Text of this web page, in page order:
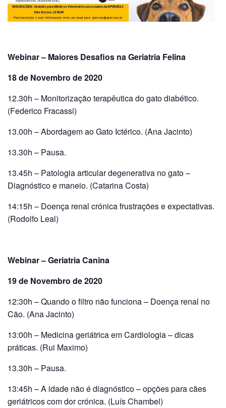
Webinar – Maiores Desafios na Geriatria Felina
18 de Novembro de 2020
12.30h – Monitorização terapêutica do gato diabético.
(Federico Fracassi)
13.00h – Abordagem ao Gato Ictérico. (Ana Jacinto)
13.30h – Pausa.
13.45h – Patologia articular degenerativa no gato –
Diagnóstico e maneio. (Catarina Costa)
14:15h – Doença renal crónica frustrações e expectativas.
(Rodolfo Leal)
Webinar – Geriatria Canina
19 de Novembro de 2020
12:30h – Quando o filtro não funciona – Doença renal no
Cão. (Ana Jacinto)
13:00h – Medicina geriátrica em Cardiologia – dicas
práticas. (Rui Maximo)
13.30h – Pausa.
13:45h – A idade não é diagnóstico – opções para cães
geriátricos com dor crónica. (Luís Chambel)